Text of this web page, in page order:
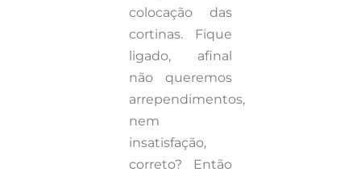
colocação das
cortinas. Fique
ligado, afinal
não queremos
arrependimentos,
nem
insatisfação,
correto? Então